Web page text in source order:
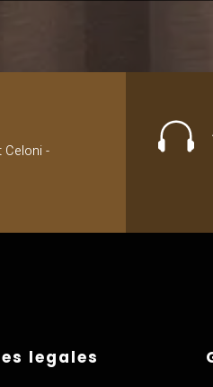
Celoni -
legales